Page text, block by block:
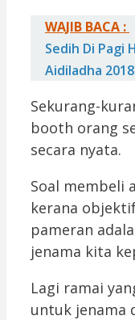
WAJIB BACA :
Sedih Di Pagi
Aidiladha 2018
Sekurang-
booth orang
secara nyata.
Soal membeli
kerana
pameran
jenama kita
Lagi ramai
untuk jenama